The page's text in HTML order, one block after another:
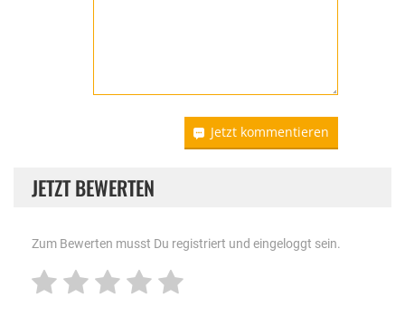
Jetzt kommentieren
JETZT BEWERTEN
Zum Bewerten musst Du registriert und eingeloggt sein.